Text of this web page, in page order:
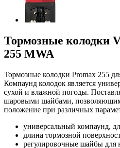
Тормозные колодки
255 MWA
Тормозные колодки Promax 255
Компаунд колодок является
сухой и влажной погоды.
шаровыми шайбами,
положение при различных
универсальный компаунд,
длина тормозной
регулировочные шайбы для